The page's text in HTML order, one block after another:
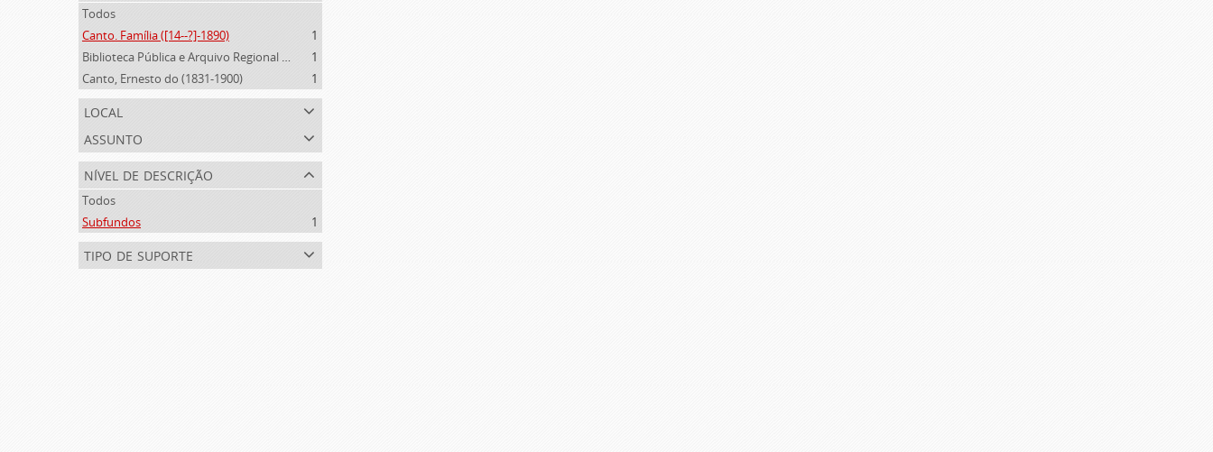
Todos
Canto. Família ([14--?]-1890)
1
Biblioteca Pública e Arquivo Regional de Ponta Delgada (1841- )
1
Canto, Ernesto do (1831-1900)
1
local
assunto
nível de descrição
Todos
Subfundos
1
tipo de suporte